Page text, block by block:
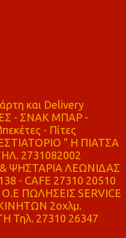
και Delivery
- ΣΝΑΚ ΜΠΑΡ -
- Πίτες
" Η ΠΙΑΤΣΑ
2731082002
ΨΗΣΤΑΡΙΑ ΛΕΩΝΙΔΑΣ
- CAFE 27310 20510
ΠΩΛΗΣΕΙΣ SERVICE
2οχλμ.
Τηλ. 27310 26347